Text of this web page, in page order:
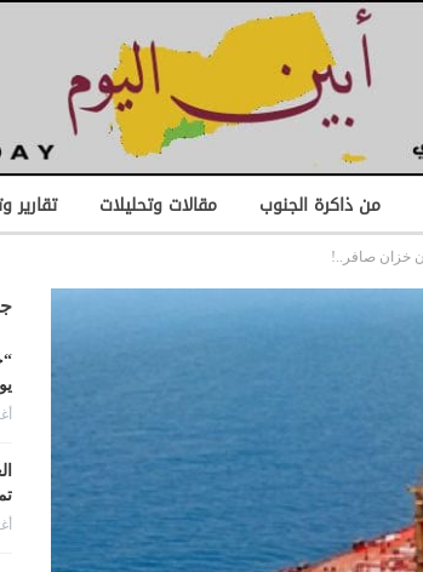
من ذاكرة الجنوب مقالات وتحليلات تقارير
خزان صافر..!